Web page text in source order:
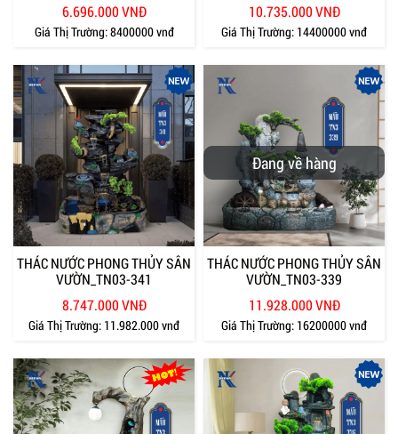
6.696.000 VNĐ
Giá Thị Trường:8400000 vnđ
10.735.000 VNĐ
Giá Thị Trường: 14400000 vnđ
THÁC NƯỚC PHONG THỦY SÂN
VƯỜN_TN03-341
8.747.000 VNĐ
Giá Thị Trường: 11.982.000 vnđ
Đang về hàng
THÁC NƯỚC PHONG THỦY SÂN
VƯỜN_TN03-339
11.928.000 VNĐ
Giá Thị Trường: 16200000 vnđ